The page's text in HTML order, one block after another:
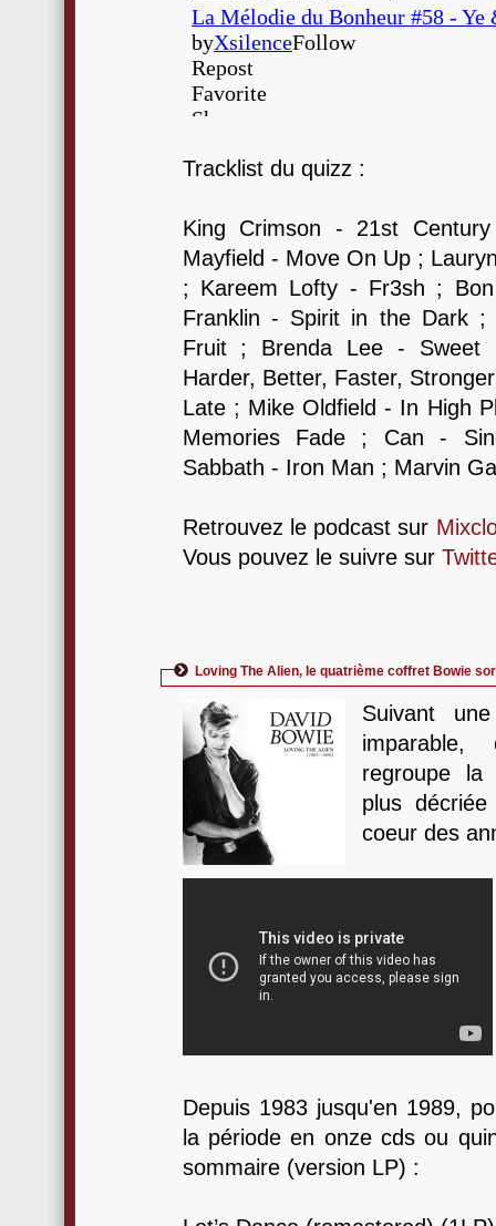
Tracklist du quizz :
King Crimson - 21st
Mayfield - Move On Up ;
; Kareem Lofty - Fr3sh ;
Franklin - Spirit in the Dark ;
Fruit ; Brenda Lee - Sweet
Harder, Better, Faster,
Late ; Mike Oldfield - In High
Memories Fade ; Can -
Sabbath - Iron Man ; Marvin
Retrouvez le podcast sur
Vous pouvez le suivre sur
Loving The Alien, le quatrième coffret Bowie
Suivant
regroupe
plus
coeur des
Depuis 1983 jusqu'en 1989,
la période en onze cds ou
sommaire (version LP) :